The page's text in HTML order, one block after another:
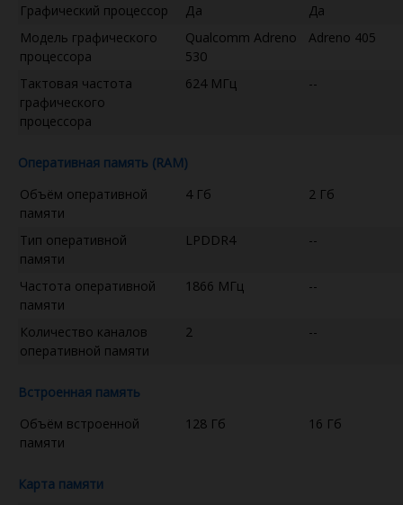
Графический процессор
Да
Да
Модель графического
процессора
Qualcomm Adreno
530
Adreno 405
Тактовая частота
графического
процессора
624 МГц --
Оперативная память (RAM)
Объём оперативной
памяти
4 Гб 2 Гб
Тип оперативной
памяти
LPDDR4 --
Частота оперативной
памяти
1866 МГц --
Количество каналов
оперативной памяти
2 --
Встроенная память
Объём встроенной
памяти
128 Гб 16 Гб
Карта памяти